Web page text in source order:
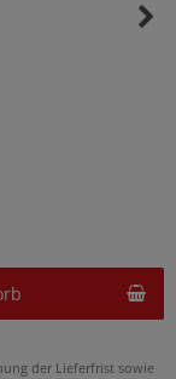
der Lieferfrist sowie